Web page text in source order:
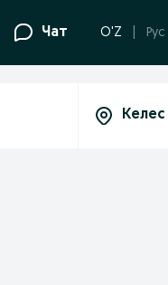
Чат O'Z Рус